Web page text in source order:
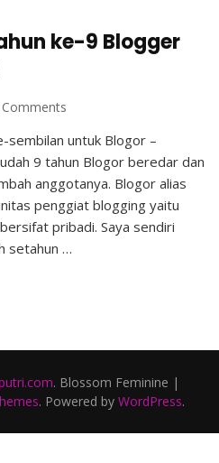
ke-9 Blogger
Ulang
Tahun
ke-
9
Blogger
#BLO9OR
sembilan untuk Blogor –
9 tahun Blogor beredar dan
anggotanya. Blogor alias
penggiat blogging yaitu
pribadi. Saya sendiri
setahun …
. Blossom Feminine |
. Powered by WordPress.